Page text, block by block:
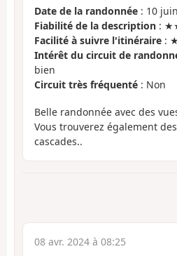
Date de la randonnée : 10
Fiabilité de la description :
Facilité à suivre l'itinéraire :
Intérêt du circuit de
bien
Circuit très fréquenté : Non
Belle randonnée avec des
Vous trouverez également
cascades..
08 avr. 2024 à 08:25